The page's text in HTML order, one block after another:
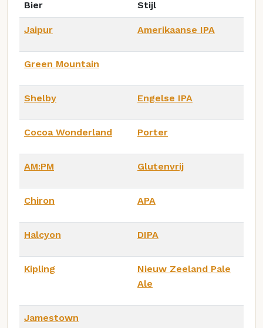
Bier Stijl
Jaipur Amerikaanse IPA
Green Mountain
Shelby Engelse IPA
Cocoa Wonderland Porter
AM:PM Glutenvrij
Chiron APA
Halcyon DIPA
Kipling
Nieuw Zeeland Pale
Ale
Jamestown